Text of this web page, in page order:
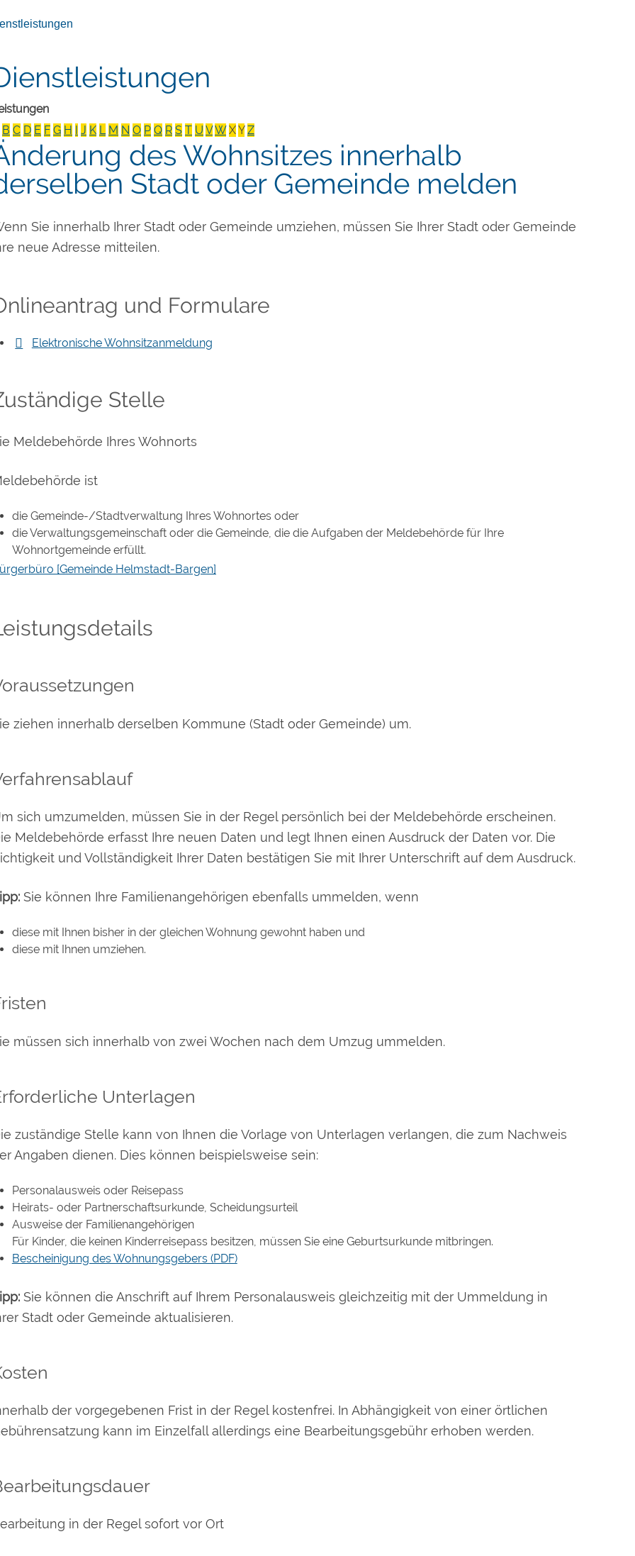
B C D E F G H I J K L M N O P Q R S T U VW XY Z
des Wohnsitzes innerhalb
Stadt oder Gemeinde melden
Sie innerhalb Ihrer Stadt oder Gemeinde umziehen, müssen Sie Ihrer Stadt oder Gemeinde
neue Adresse mitteilen.
und Formulare
Elektronische Wohnsitzanmeldung
Stelle
Meldebehörde Ihres Wohnorts
ist
die Gemeinde-/Stadtverwaltung Ihres Wohnortes oder
die Verwaltungsgemeinschaft oder die Gemeinde, die die Aufgaben der Meldebehörde für Ihre
Wohnortgemeinde erfüllt.
[Gemeinde Helmstadt-Bargen]
ziehen innerhalb derselben Kommune (Stadt oder Gemeinde) um.
sich umzumelden, müssen Sie in der Regel persönlich bei der Meldebehörde erscheinen.
Meldebehörde erfasst Ihre neuen Daten und legt Ihnen einen Ausdruck der Daten vor. Die
und Vollständigkeit Ihrer Daten bestätigen Sie mit Ihrer Unterschrift auf dem Ausdruck.
Sie können Ihre Familienangehörigen ebenfalls ummelden, wenn
diese mit Ihnen bisher in der gleichen Wohnung gewohnt haben und
diese mit Ihnen umziehen.
müssen sich innerhalb von zwei Wochen nach dem Umzug ummelden.
Unterlagen
zuständige Stelle kann von Ihnen die Vorlage von Unterlagen verlangen, die zum Nachweis
Angaben dienen. Dies können beispielsweise sein:
Personalausweis oder Reisepass
Heirats- oder Partnerschaftsurkunde, Scheidungsurteil
Ausweise der Familienangehörigen
Für Kinder, die keinen Kinderreisepass besitzen, müssen Sie eine Geburtsurkunde mitbringen.
Bescheinigung des Wohnungsgebers (PDF)
Sie können die Anschrift auf Ihrem Personalausweis gleichzeitig mit der Ummeldung in
Stadt oder Gemeinde aktualisieren.
der vorgegebenen Frist in der Regel kostenfrei. In Abhängigkeit von einer örtlichen
kann im Einzelfall allerdings eine Bearbeitungsgebühr erhoben werden.
in der Regel sofort vor Ort